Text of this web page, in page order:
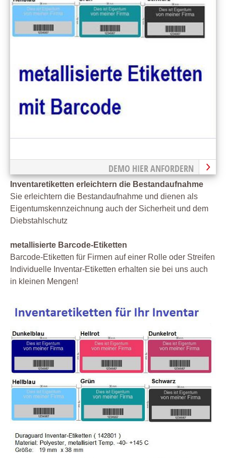
DEMO HIER ANFORDERN
Inventaretiketten erleichtern die Bestandaufnahme
Sie erleichtern die Bestandaufnahme und dienen als
Eigentumskennzeichnung auch der Sicherheit und dem
Diebstahlschutz
metallisierte Barcode-Etiketten
Barcode-Etiketten für Firmen auf einer Rolle oder Streifen
Individuelle Inventar-Etiketten erhalten sie bei uns auch
in kleinen Mengen!